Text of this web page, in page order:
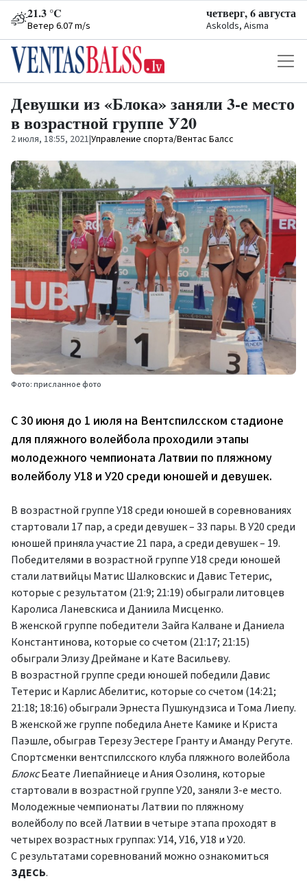
21.3 °C
Ветер 6.07 m/s
четверг, 6 августа
Askolds, Aisma
Девушки из «Блока» заняли 3-е место
в возрастной группе У20
2 июля, 18:55, 2021|Управление спорта/Вентас Балсс
Фото: присланное фото
С 30 июня до 1 июля на Вентспилсском стадионе
для пляжного волейбола проходили этапы
молодежного чемпионата Латвии по пляжному
волейболу У18 и У20 среди юношей и девушек.
В возрастной группе У18 среди юношей в соревнованиях
стартовали 17 пар, а среди девушек – 33 пары. В У20 среди
юношей приняла участие 21 пара, а среди девушек – 19.
Победителями в возрастной группе У18 среди юношей
стали латвийцы Матис Шалковскис и Давис Тетерис,
которые с результатом (21:9; 21:19) обыграли литовцев
Каролиса Ланевскиса и Даниила Мисценко.
В женской группе победители Зайга Калване и Даниела
Константинова, которые со счетом (21:17; 21:15)
обыграли Элизу Дреймане и Кате Васильеву.
В возрастной группе среди юношей победили Давис
Тетерис и Карлис Абелитис, которые со счетом (14:21;
21:18; 18:16) обыграли Эрнеста Пушкундзиса и Тома Лиепу.
В женской же группе победила Анете Камике и Криста
Паэшле, обыграв Терезу Эестере Гранту и Аманду Регуте.
Спортсменки вентспилсского клуба пляжного волейбола
БлоксБеате Лиепайниеце и Ания Озолиня, которые
стартовали в возрастной группе У20, заняли 3-е место.
Молодежные чемпионаты Латвии по пляжному
волейболу по всей Латвии в четыре этапа проходят в
четырех возрастных группах: У14, У16, У18 и У20.
С результатами соревнований можно ознакомиться
ЗДЕСЬ.